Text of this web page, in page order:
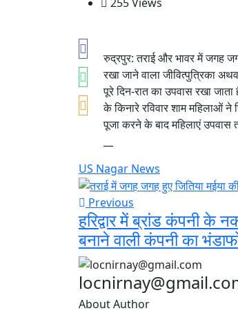
रुद्रपुर: तराई और भावर में जगह
रखा जाने वाला जीवित्पुत्रिका
पूरे दिन-रात का उपवास रखा
के किनारे रविवार शाम महिलाओं ने
पूजा करने के बाद महिलाएं उपवास
US Nagar News
Previous
हरिद्वार में ब्रांड कंपनी के
बनाने वाली कंपनी का
About Author